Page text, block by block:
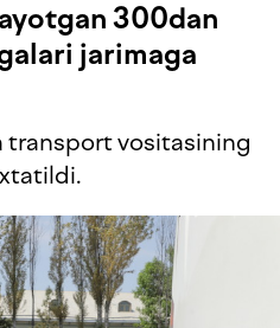
300dan
jarimaga
transport vositasining